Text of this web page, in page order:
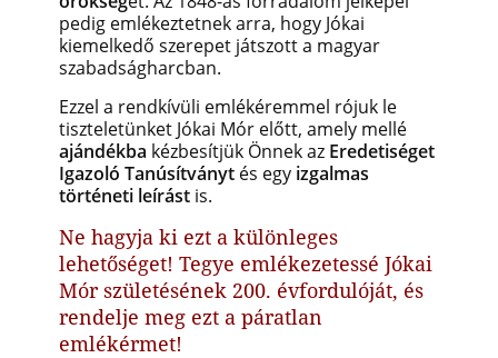
pedig emlékeztetnek arra, hogy Jókai
kiemelkedő szerepet játszott a magyar
szabadságharcban.
Ezzel a rendkívüli emlékéremmel rójuk le
tiszteletünket Jókai Mór előtt, amely mellé
ajándékba kézbesítjük Önnek az Eredetiséget
Igazoló Tanúsítványt és egy izgalmas
történeti leírást is.
Ne hagyja ki ezt a különleges
lehetőséget! Tegye emlékezetessé Jókai
Mór születésének 200. évfordulóját, és
rendelje meg ezt a páratlan
emlékérmet!